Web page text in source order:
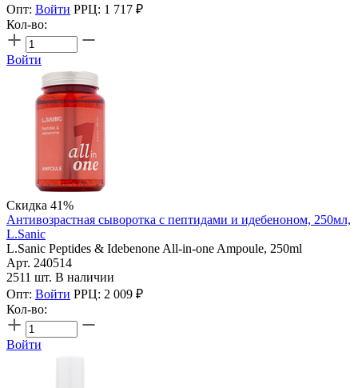
Опт: Войти РРЦ: 1 717 ₽
Кол-во:
Войти
Скидка 41%
Антивозрастная сыворотка с пептидами и идебеноном, 250мл,
L.Sanic
L.Sanic Peptides & Idebenone All-in-one Ampoule, 250ml
Арт. 240514
2511 шт. В наличии
Опт: Войти РРЦ: 2 009 ₽
Кол-во:
Войти